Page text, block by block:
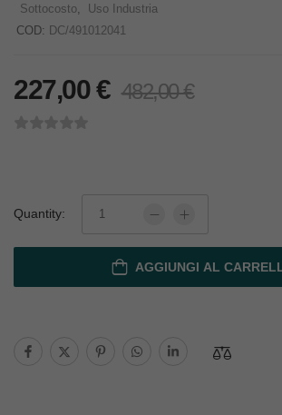
Sottocosto
Uso Industria
COD: DC/491012041
227,00€ 482,00€
Quantity:
AGGIUNGI AL